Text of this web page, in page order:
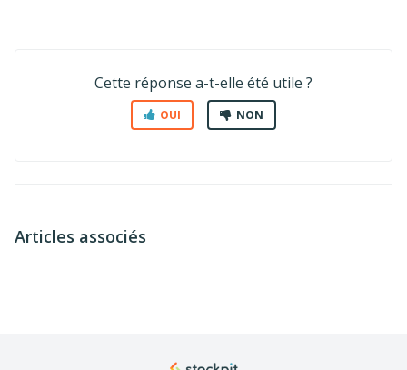
Cette réponse a-t-elle été utile ?
OUI NON
Articles associés